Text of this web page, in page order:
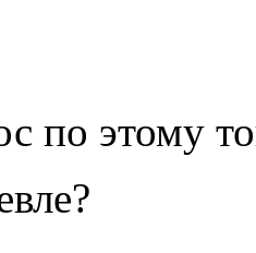
по этому